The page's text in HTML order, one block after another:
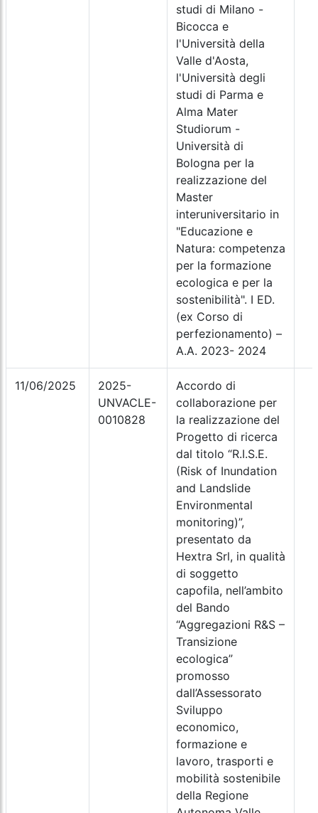
studi di Milano -
Bicocca e
l'Università della
Valle d'Aosta,
l'Università degli
studi di Parma e
Alma Mater
Studiorum -
Università di
Bologna per la
realizzazione del
Master
interuniversitario in
"Educazione e
Natura: competenza
per la formazione
ecologica e per la
sostenibilità". I ED.
(ex Corso di
perfezionamento) –
A.A. 2023- 2024
11/06/2025
2025-
UNVACLE-
0010828
Accordo di
collaborazione per
la realizzazione del
Progetto di ricerca
dal titolo “R.I.S.E.
(Risk of Inundation
and Landslide
Environmental
monitoring)”,
presentato da
Hextra Srl, in qualità
di soggetto
capofila, nell’ambito
del Bando
“Aggregazioni R&S –
Transizione
ecologica”
promosso
dall’Assessorato
Sviluppo
economico,
formazione e
lavoro, trasporti e
mobilità sostenibile
della Regione